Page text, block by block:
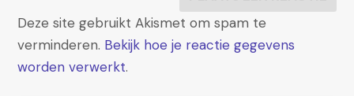
Deze site gebruikt Akismet om spam te
verminderen. Bekijk hoe je reactie gegevens
worden verwerkt.